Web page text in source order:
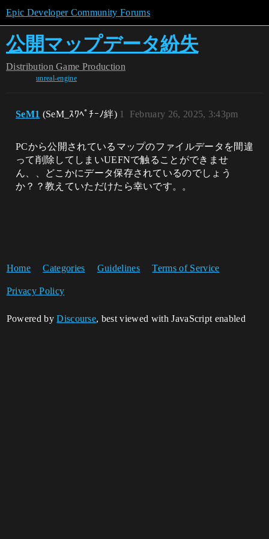
Epic Developer Community Forums
公開マップデータ紛失
Distribution Game Production
unreal-engine
SeM1 (SeM_ｽﾜﾍﾟﾁｰﾉ絆) February 26, 2025, 3:43pm
1
PCから公開されているマップのファイルデータを間違
って削除してしまいUEFNで触ることができませ
ん、、どこかにデータ保存されているのでしょう
か？？教えていただけたら幸いです。。
Home Categories Guidelines Terms of Service
Privacy Policy
Powered byDiscourse, best viewed with JavaScript enabled